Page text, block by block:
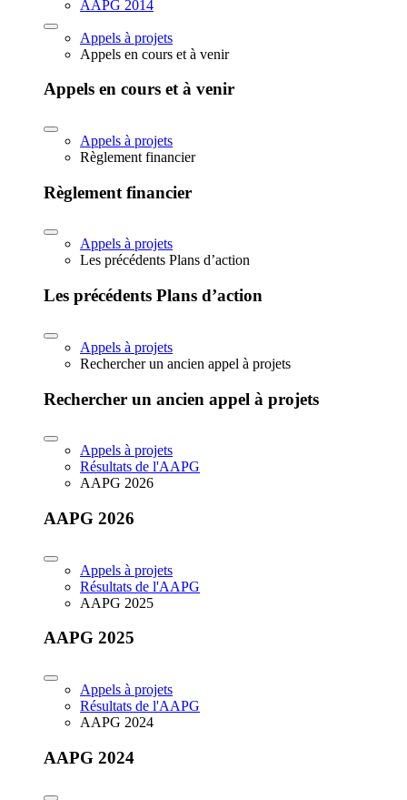
AAPG 2014
Appels à projets
Appels en cours et à venir
Appels en cours et à venir
Appels à projets
Règlement financier
Règlement financier
Appels à projets
Les précédents Plans d’action
Les précédents Plans d’action
Appels à projets
Rechercher un ancien appel à projets
Rechercher un ancien appel à projets
Appels à projets
Résultats de l'AAPG
AAPG 2026
AAPG 2026
Appels à projets
Résultats de l'AAPG
AAPG 2025
AAPG 2025
Appels à projets
Résultats de l'AAPG
AAPG 2024
AAPG 2024